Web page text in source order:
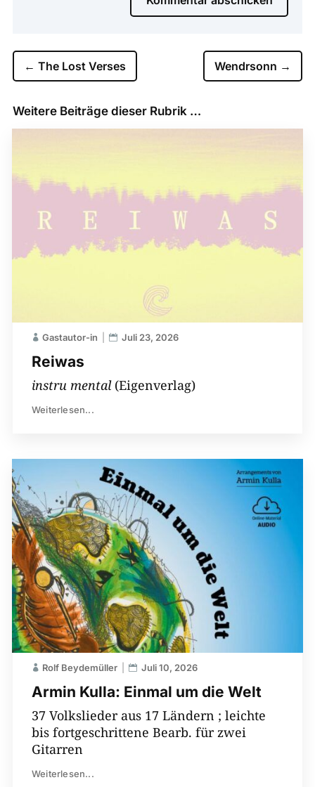
← The Lost Verses Wendrsonn →
Weitere Beiträge dieser Rubrik …
Reiwas
Gastautor-in Juli 23, 2026
instru mental(Eigenverlag)
Weiterlesen...
Armin Kulla: Einmal um die Welt
Rolf Beydemüller Juli 10, 2026
37 Volkslieder aus 17 Ländern ; leichte
bis fortgeschrittene Bearb. für zwei
Gitarren
Weiterlesen...